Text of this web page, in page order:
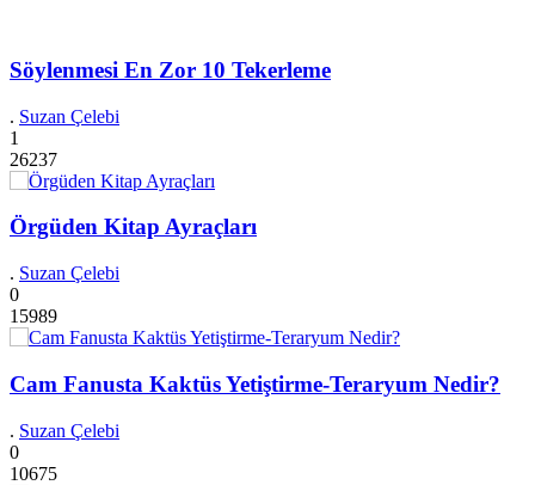
Söylenmesi En Zor 10 Tekerleme
. Suzan Çelebi
1
26237
Örgüden Kitap Ayraçları
. Suzan Çelebi
0
15989
Cam Fanusta Kaktüs Yetiştirme-Teraryum Nedir?
. Suzan Çelebi
0
10675